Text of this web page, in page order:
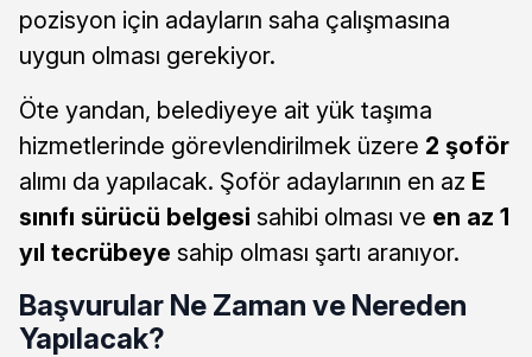
pozisyon için adayların saha çalışmasına
uygun olması gerekiyor.
Öte yandan, belediyeye ait yük taşıma
hizmetlerinde görevlendirilmek üzere 2 şoför
alımı da yapılacak. Şoför adaylarının en az E
sınıfı sürücü belgesi sahibi olması ve en az 1
yıl tecrübeye sahip olması şartı aranıyor.
Başvurular Ne Zaman ve Nereden
Yapılacak?